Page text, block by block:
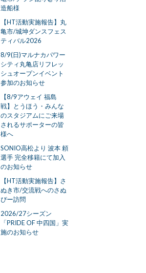
造船様
【HT活動実施報告】丸
亀市/城坤ダンスフェス
ティバル2026
8/9(日)マルナカパワー
シティ丸亀店リフレッ
シュオープンイベント
参加のお知らせ
【8/9アウェイ 福島
戦】とうほう・みんな
のスタジアムにご来場
されるサポーターの皆
様へ
SONIO高松より 波本 頼
選手 完全移籍にて加入
のお知らせ
【HT活動実施報告】さ
ぬき市/交流戦へのさぬ
ぴー訪問
2026/27シーズン
「PRIDE OF 中四国」実
施のお知らせ